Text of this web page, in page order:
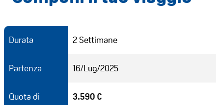
Durata 2 Settimane
Partenza 16/Lug/2025
Quota di
3.590 €